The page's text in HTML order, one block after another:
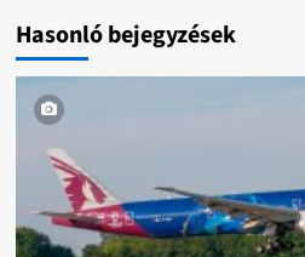
Hasonló bejegyzések